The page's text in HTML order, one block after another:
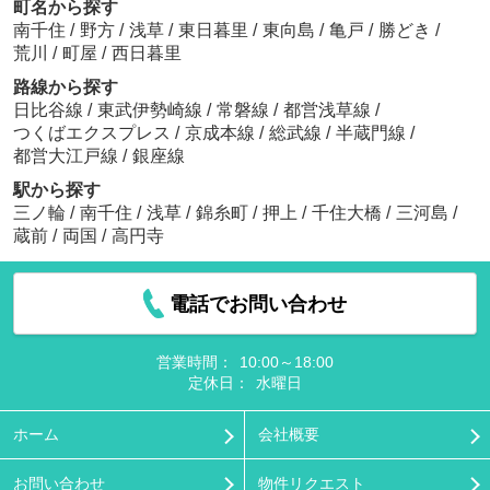
町名から探す
南千住 / 野方 / 浅草 / 東日暮里 / 東向島 / 亀戸 / 勝どき /
荒川 / 町屋 / 西日暮里
路線から探す
日比谷線 / 東武伊勢崎線 / 常磐線 / 都営浅草線 /
つくばエクスプレス / 京成本線 / 総武線 / 半蔵門線 /
都営大江戸線 / 銀座線
駅から探す
三ノ輪 / 南千住 / 浅草 / 錦糸町 / 押上 / 千住大橋 / 三河島 /
蔵前 / 両国 / 高円寺
電話でお問い合わせ
営業時間：
10:00～18:00
定休日：
水曜日
ホーム 会社概要
お問い合わせ 物件リクエスト